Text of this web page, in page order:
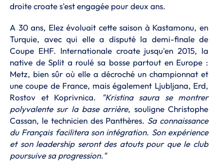
droite croate s'est engagée pour deux ans.
A 30 ans, Elez évoluait cette saison à Kastamonu, en
Turquie, avec qui elle a disputé la demi-finale de
Coupe EHF. Internationale croate jusqu'en 2015, la
native de Split a roulé sa bosse partout en Europe :
Metz, bien sûr où elle a décroché un championnat et
une coupe de France, mais également Ljubljana, Erd,
Rostov et Koprivnica.
"Kristina saura se montrer
polyvalente sur la base arrière, souligne Christophe
Cassan, le technicien des Panthères. Sa connaissance
du Français facilitera son intégration. Son expérience
et son leadership seront des atouts pour que le club
poursuive sa progression."